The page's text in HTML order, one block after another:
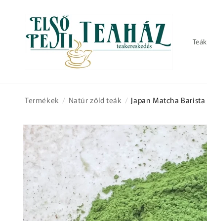
tartalomhoz
Teák
Termékek / Natúr zöld teák / Japan Matcha Barista
Kihagyás, és
ugrás a
termékadatokra